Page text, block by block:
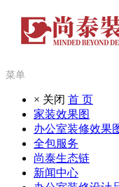
菜单
× 关闭 首 页
家装效果图
办公室装修效果
全包服务
尚泰生态链
新闻中心